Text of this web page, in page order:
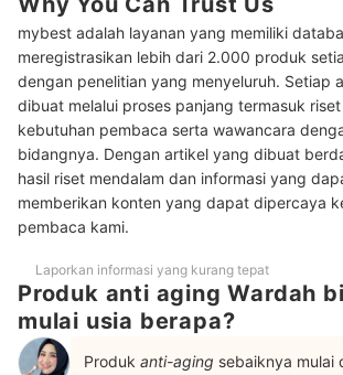
Peringkat Produk Wardah Anti Aging Terbaik
Urutan skincare Wardah untuk usia 40 tahun
Baca juga rekomendasi produk Wardah lainnya di
mybest adalah layanan yang memiliki
meregistrasikan lebih dari 2.000 produk
dengan penelitian yang menyeluruh. Setiap
dibuat melalui proses panjang termasuk
kebutuhan pembaca serta wawancara
bidangnya. Dengan artikel yang dibuat
hasil riset mendalam dan informasi yang
memberikan konten yang dapat dipercaya
pembaca kami.
Laporkan informasi yang kurang tepat
Produk anti aging Wardah
mulai usia berapa?
Produk anti-aging sebaiknya mulai